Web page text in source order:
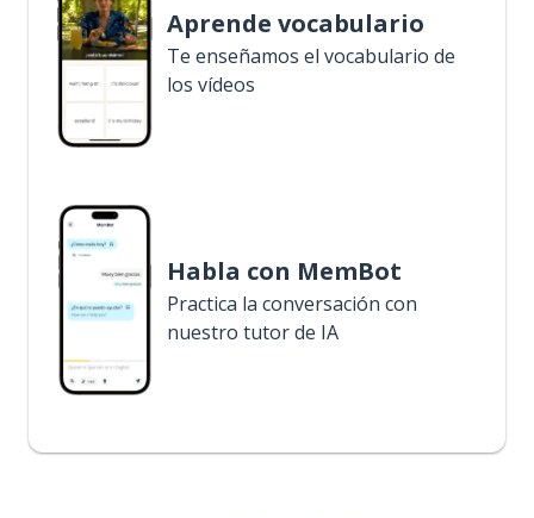
Aprende vocabulario
Te enseñamos el vocabulario de
los vídeos
Habla con MemBot
Practica la conversación con
nuestro tutor de IA